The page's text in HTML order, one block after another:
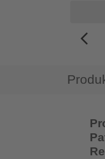
arrow_back_ios_new